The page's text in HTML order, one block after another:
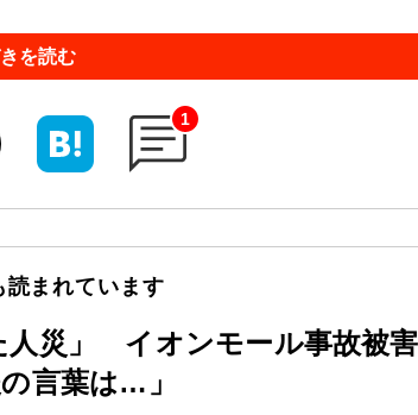
を読む
1
読まれています
人災」 イオンモール事故被害
言葉は…」